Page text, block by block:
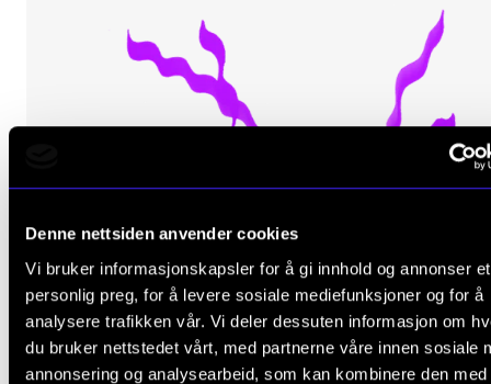
Denne nettsiden anvender cookies
Vi bruker informasjonskapsler for å gi innhold og annonser et
personlig preg, for å levere sosiale mediefunksjoner og for å
analysere trafikken vår. Vi deler dessuten informasjon om
du bruker nettstedet vårt, med partnerne våre innen sosiale
annonsering og analysearbeid, som kan kombinere den med
For ansatte og studenter